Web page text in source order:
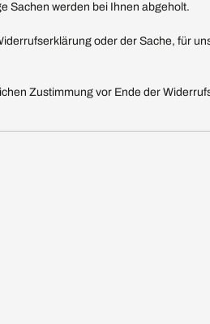
Sachen werden bei Ihnen abgeholt.
oder der Sache, für
Zustimmung vor Ende der